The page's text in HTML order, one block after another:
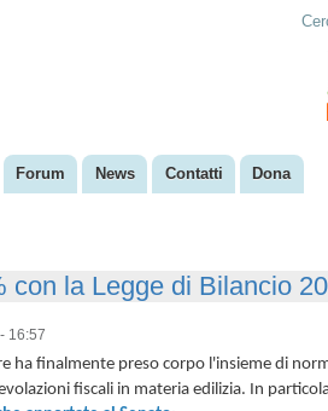
Forum News Contatti Dona
con la Legge di Bilancio
16:57
ha finalmente preso corpo l'insieme di
fiscali in materia edilizia. In